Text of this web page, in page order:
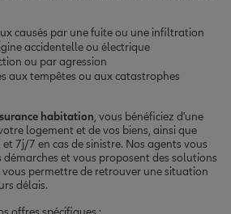
causés par une fuite ou une infiltration
accidentelle ou électrique
ou par agression
aux tempêtes ou aux catastrophes
habitation, vous bénéficiez d'une
logement et de vos biens, ainsi que
7j/7 en cas de sinistre. Nos agents vous
et vous proposent des solutions
vous permettre de retrouver une situation
délais.